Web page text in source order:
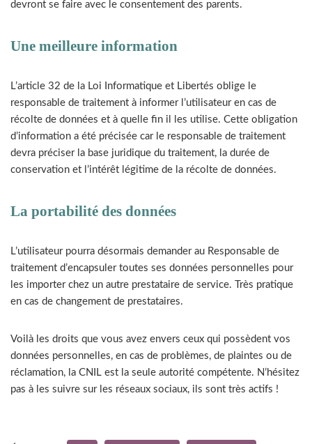
devront se faire avec le consentement des parents.
Une meilleure information
L’article 32 de la Loi Informatique et Libertés oblige le
responsable de traitement à informer l’utilisateur en cas de
récolte de données et à quelle fin il les utilise. Cette obligation
d’information a été précisée car le responsable de traitement
devra préciser la base juridique du traitement, la durée de
conservation et l’intérêt légitime de la récolte de données.
La portabilité des données
L’utilisateur pourra désormais demander au Responsable de
traitement d’encapsuler toutes ses données personnelles pour
les importer chez un autre prestataire de service. Très pratique
en cas de changement de prestataires.
Voilà les droits que vous avez envers ceux qui possèdent vos
données personnelles, en cas de problèmes, de plaintes ou de
réclamation, la CNIL est la seule autorité compétente. N’hésitez
pas à les suivre sur les réseaux sociaux, ils sont très actifs !